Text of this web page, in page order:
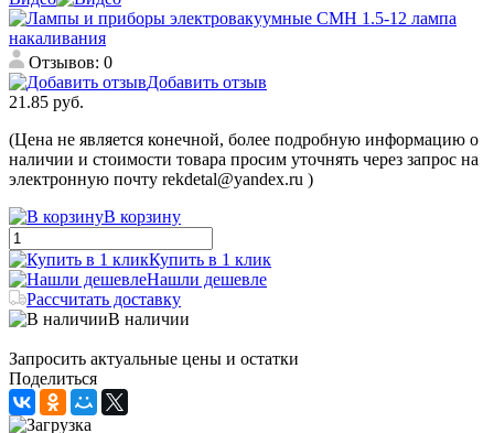
Отзывов: 0
Добавить отзыв
21.85 руб.
(Цена не является конечной, более подробную информацию о
наличии и стоимости товара просим уточнять через запрос на
электронную почту rekdetal@yandex.ru )
В корзину
Купить в 1 клик
Нашли дешевле
Рассчитать доставку
В наличии
Запросить актуальные цены и остатки
Поделиться